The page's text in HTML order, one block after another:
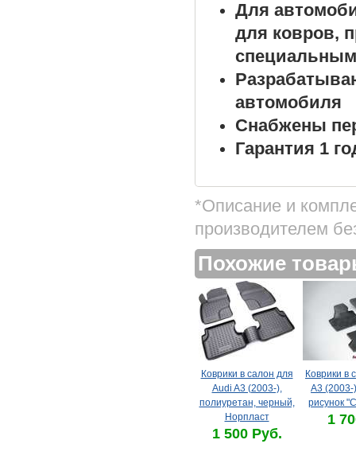
Для
для ковров,
автомобиля
Снабжены
Гарантия 1
*Описание и
производителем
Похожие
Коврики в салон для
Audi A3 (2003-),
полиуретан, черный,
Норпласт
1 500 Руб.
Коврики в
A3
рисунок
1